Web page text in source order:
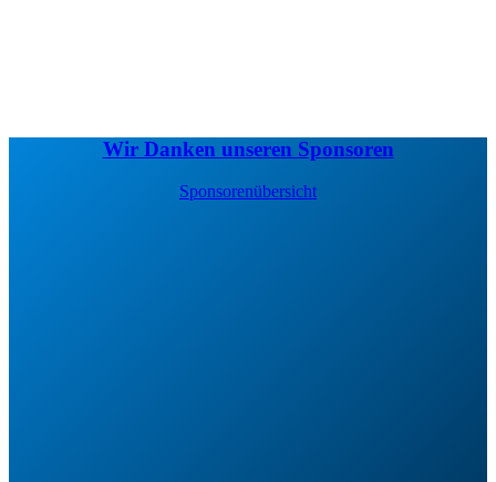
Wir Danken unseren Sponsoren
Sponsorenübersicht